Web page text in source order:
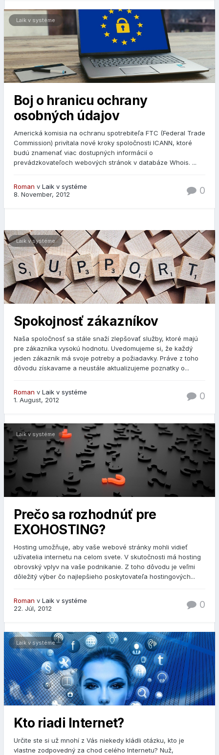
Laik v systéme
Boj o hranicu ochrany
osobných údajov
Americká komisia na ochranu spotrebiteľa FTC (Federal Trade
Commission) privítala nové kroky spoločnosti ICANN, ktoré
budú znamenať viac dostupných informácií o
prevádzkovateľoch webových stránok v databáze Whois. ...
Roman v Laik v systéme
8. November, 2012
0
Laik v systéme
Spokojnosť zákazníkov
Naša spoločnosť sa stále snaží zlepšovať služby, ktoré majú
pre zákazníka vysokú hodnotu. Uvedomujeme si, že každý
jeden zákazník má svoje potreby a požiadavky. Práve z toho
dôvodu získavame a neustále aktualizujeme poznatky o...
Roman v Laik v systéme
1. August, 2012
0
Laik v systéme
Prečo sa rozhodnúť pre
EXOHOSTING?
Hosting umožňuje, aby vaše webové stránky mohli vidieť
užívatelia internetu na celom svete. V skutočnosti má hosting
obrovský vplyv na vaše podnikanie. Z toho dôvodu je veľmi
dôležitý výber čo najlepšieho poskytovateľa hostingových...
Roman v Laik v systéme
22. Júl, 2012
0
Laik v systéme
Kto riadi Internet?
Určite ste si už mnohí z Vás niekedy kládli otázku, kto je
vlastne zodpovedný za chod celého Internetu? Nuž,